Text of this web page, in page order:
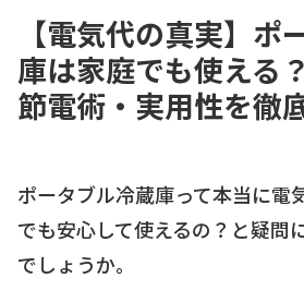
【電気代の真実】ポ
庫は家庭でも使える
節電術・実用性を徹
ポータブル冷蔵庫って本当に電
でも安心して使えるの？と疑問
でしょうか。